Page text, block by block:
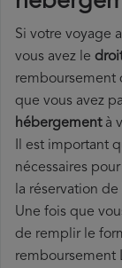
Si votre voyage
vous avez le
remboursement
que vous avez
hébergementà
Il est important
nécessaires pour
la réservation de
Une fois que
de remplir le
remboursement